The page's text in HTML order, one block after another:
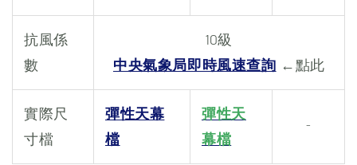
抗風係
數
​10級
中央氣象局即時風速查詢 ←點此
實際尺
寸檔
彈性天幕
檔
彈性天
幕檔
-